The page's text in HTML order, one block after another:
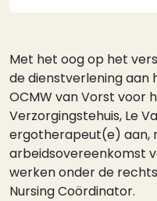
Met het oog op het
de dienstverlening aan
OCMW van Vorst voor
Verzorgingstehuis, Le
ergotherapeut(e) aan,
arbeidsovereenkomst
werken onder de
Nursing Coördinator.